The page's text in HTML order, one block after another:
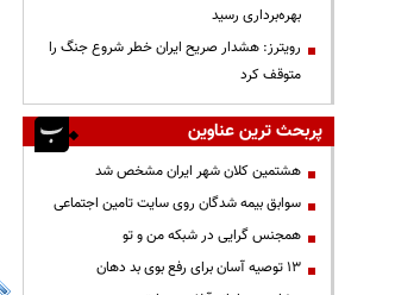
بهره‌برداری رسید
رویترز: هشدار صریح ایران خطر شروع جنگ را
متوقف کرد
پربحث ترین عناوین
هشتمین کلان شهر ایران مشخص شد
سوابق بیمه شدگان روی سایت تامین اجتماعی
همجنس گرایی در شبکه من و تو
13 توصیه آسان برای رفع بوی بد دهان